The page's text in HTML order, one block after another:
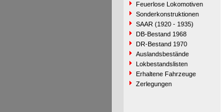
Feuerlose Lokomotiven
Sonderkonstruktionen
SAAR (1920 - 1935)
DB-Bestand 1968
DR-Bestand 1970
Auslandsbestände
Lokbestandslisten
Erhaltene Fahrzeuge
Zerlegungen